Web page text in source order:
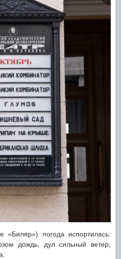
«Биляр») погода испортилась:
дождь, дул сильный ветер;